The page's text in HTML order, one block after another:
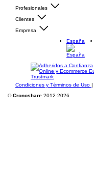
Profesionales
Clientes
Empresa
España
Condiciones y Términos de Uso |
©Cronoshare 2012-2026